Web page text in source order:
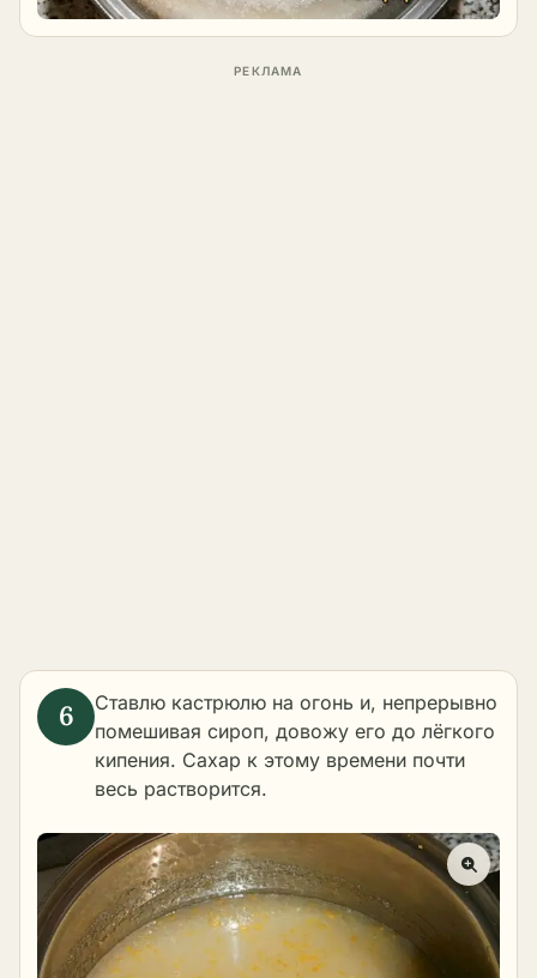
Ставлю кастрюлю на огонь и, непрерывно
помешивая сироп, довожу его до лёгкого
кипения. Сахар к этому времени почти
весь растворится.